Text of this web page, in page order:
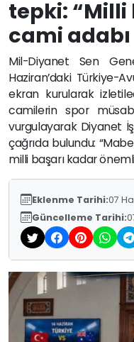
tepki:
cami
Mil-Diyanet Sen
Haziran’daki Türkiye-
ekran kurularak
camilerin spor
vurgulayarak Diyanet
çağrıda bulundu:
milli başarı kadar
Eklenme Tarihi:07
Güncelleme Tarihi: